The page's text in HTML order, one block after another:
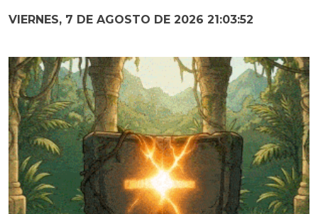
VIERNES, 7 DE AGOSTO DE 2026 21:03:53